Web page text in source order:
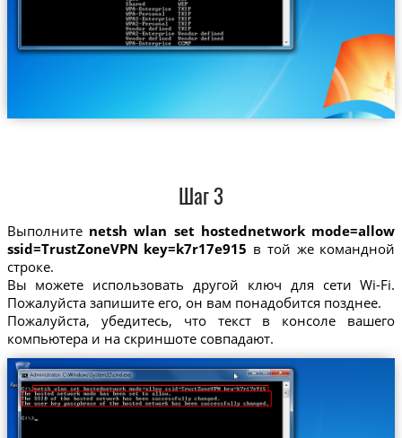
Шаг 3
Выполните netsh wlan set hostednetwork mode=allow
ssid=TrustZoneVPN key=k7r17e915 в той же командной
строке.
Вы можете использовать другой ключ для сети Wi-Fi.
Пожалуйста запишите его, он вам понадобится позднее.
Пожалуйста, убедитесь, что текст в консоле вашего
компьютера и на скриншоте совпадают.